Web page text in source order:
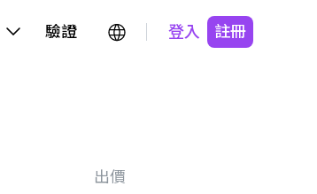
驗證 登入 註冊
出價